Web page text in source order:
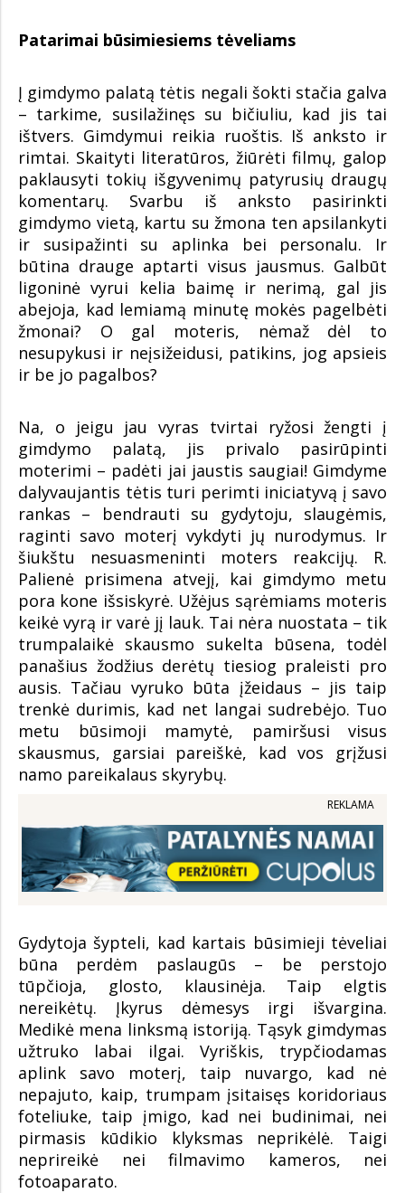
Patarimai būsimiesiems tėveliams
Į gimdymo palatą tėtis negali šokti stačia galva
– tarkime, susilažinęs su bičiuliu, kad jis tai
ištvers. Gimdymui reikia ruoštis. Iš anksto ir
rimtai. Skaityti literatūros, žiūrėti filmų, galop
paklausyti tokių išgyvenimų patyrusių draugų
komentarų. Svarbu iš anksto pasirinkti
gimdymo vietą, kartu su žmona ten apsilankyti
ir susipažinti su aplinka bei personalu. Ir
būtina drauge aptarti visus jausmus. Galbūt
ligoninė vyrui kelia baimę ir nerimą, gal jis
abejoja, kad lemiamą minutę mokės pagelbėti
žmonai? O gal moteris, nėmaž dėl to
nesupykusi ir neįsižeidusi, patikins, jog apsieis
ir be jo pagalbos?
Na, o jeigu jau vyras tvirtai ryžosi žengti į
gimdymo palatą, jis privalo pasirūpinti
moterimi – padėti jai jaustis saugiai! Gimdyme
dalyvaujantis tėtis turi perimti iniciatyvą į savo
rankas – bendrauti su gydytoju, slaugėmis,
raginti savo moterį vykdyti jų nurodymus. Ir
šiukštu nesuasmeninti moters reakcijų. R.
Palienė prisimena atvejį, kai gimdymo metu
pora kone išsiskyrė. Užėjus sąrėmiams moteris
keikė vyrą ir varė jį lauk. Tai nėra nuostata – tik
trumpalaikė skausmo sukelta būsena, todėl
panašius žodžius derėtų tiesiog praleisti pro
ausis. Tačiau vyruko būta įžeidaus – jis taip
trenkė durimis, kad net langai sudrebėjo. Tuo
metu būsimoji mamytė, pamiršusi visus
skausmus, garsiai pareiškė, kad vos grįžusi
namo pareikalaus skyrybų.
REKLAMA
Gydytoja šypteli, kad kartais būsimieji tėveliai
būna perdėm paslaugūs – be perstojo
tūpčioja, glosto, klausinėja. Taip elgtis
nereikėtų. Įkyrus dėmesys irgi išvargina.
Medikė mena linksmą istoriją. Tąsyk gimdymas
užtruko labai ilgai. Vyriškis, trypčiodamas
aplink savo moterį, taip nuvargo, kad nė
nepajuto, kaip, trumpam įsitaisęs koridoriaus
foteliuke, taip įmigo, kad nei budinimai, nei
pirmasis kūdikio klyksmas neprikėlė. Taigi
neprireikė nei filmavimo kameros, nei
fotoaparato.